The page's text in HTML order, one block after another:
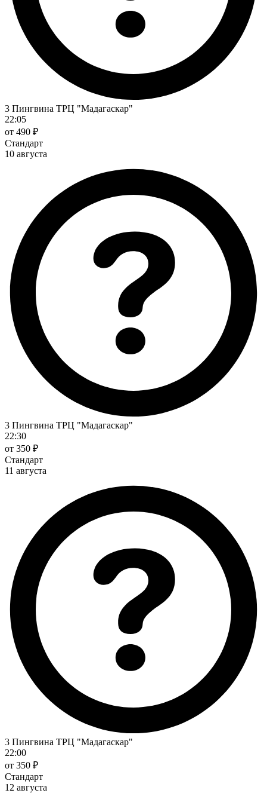
3 Пингвина ТРЦ "Мадагаскар"
22:05
от 490 ₽
Стандарт
10 августа
3 Пингвина ТРЦ "Мадагаскар"
22:30
от 350 ₽
Стандарт
11 августа
3 Пингвина ТРЦ "Мадагаскар"
22:00
от 350 ₽
Стандарт
12 августа